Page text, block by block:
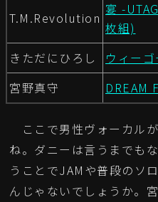
T.M.Revolution
宴 -
枚組)
きただにひろし
ウィーゴ
宮野真守
DREAM
ここで男性ヴォーカル
ね。ダニーは言うまでも
うことでJAMや普段のソ
んじゃないでしょうか。